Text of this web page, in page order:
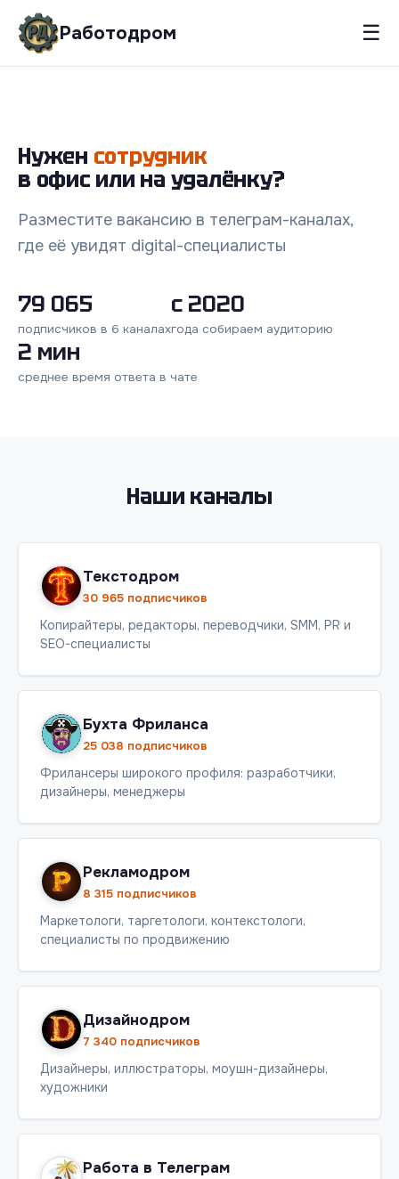
Работодром ☰
Нужен сотрудник
в офис или на удалёнку?
Разместите вакансию в телеграм-каналах,
где её увидят digital-специалисты
79 065
подписчиков в 6 каналах
с 2020
года собираем аудиторию
2 мин
среднее время ответа в чате
Наши каналы
Текстодром
30 965 подписчиков
Копирайтеры, редакторы, переводчики, SMM, PR и
SEO-специалисты
Бухта Фриланса
25 038 подписчиков
Фрилансеры широкого профиля: разработчики,
дизайнеры, менеджеры
Рекламодром
8 315 подписчиков
Маркетологи, таргетологи, контекстологи,
специалисты по продвижению
Дизайнодром
7 340 подписчиков
Дизайнеры, иллюстраторы, моушн-дизайнеры,
художники
Работа в Телеграм